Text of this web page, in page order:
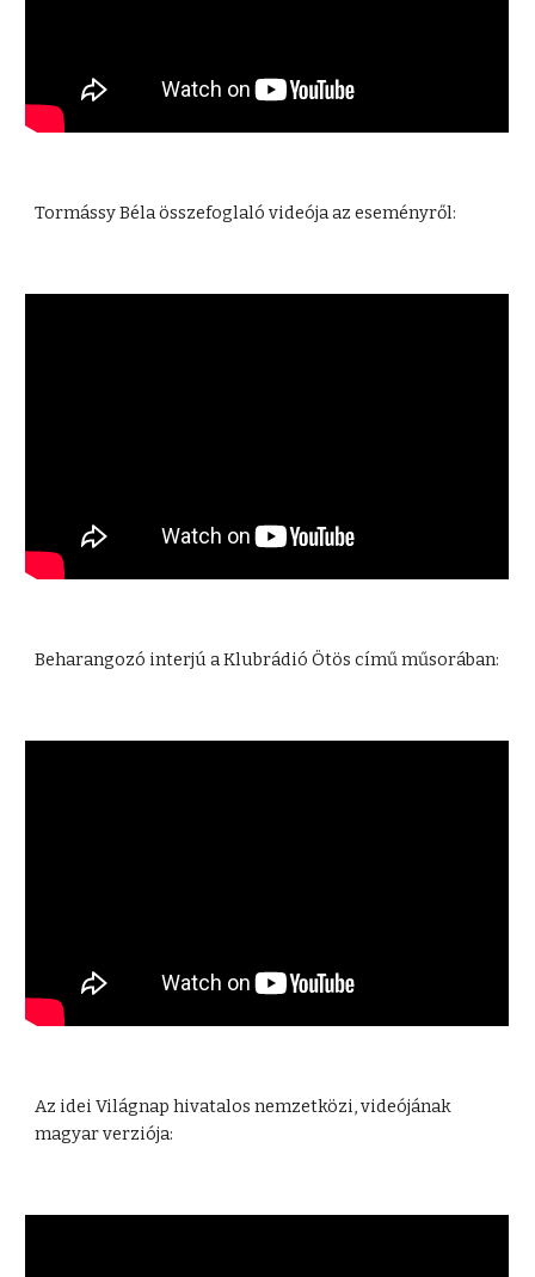
Tormássy Béla összefoglaló videója az eseményről:
Beharangozó interjú a Klubrádió Ötös című műsorában:
Az idei Világnap hivatalos nemzetközi, videójának
magyar verziója: